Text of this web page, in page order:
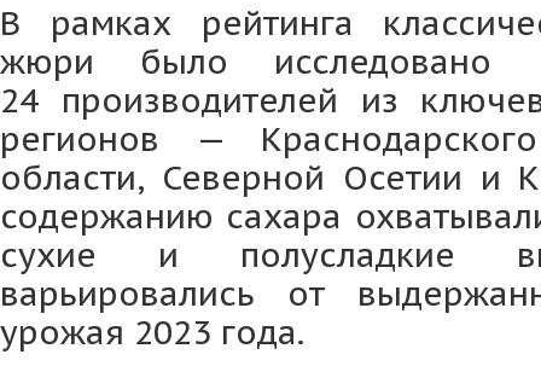
В рамках рейтинга
жюри было исследовано
24 производителей из
регионов —
области, Северной Осетии и
содержанию сахара
сухие и полусладкие
варьировались от
урожая 2023 года.